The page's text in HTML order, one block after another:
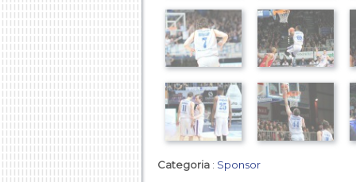
Categoria : Sponsor